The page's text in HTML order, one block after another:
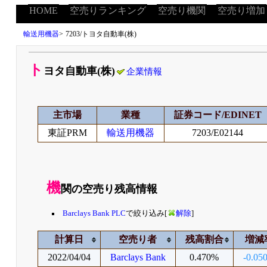
HOME 空売りランキング 空売り機関 空売り増加
輸送用機器> 7203/トヨタ自動車(株)
ト ヨタ自動車(株) 企業情報
主市場 業種
証券コード/EDINET
東証PRM
輸送用機器 7203/E02144
機関の空売り残高情報
Barclays Bank PLCで絞り込み[ 解除]
計算日 空売り者 残高割合
増減
2022/04/04
Barclays Bank 0.470% -